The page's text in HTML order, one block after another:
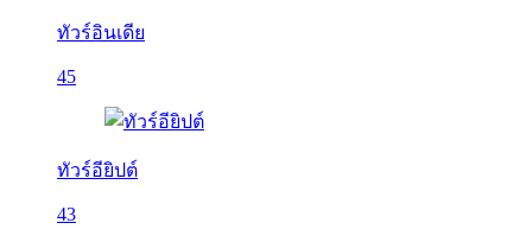
ทัวร์อินเดีย
45
ทัวร์อียิปต์
43